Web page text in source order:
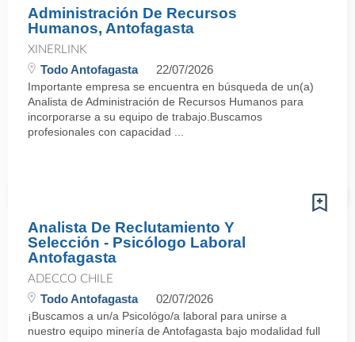
Administración De Recursos
Humanos, Antofagasta
XINERLINK
Todo Antofagasta 22/07/2026
Importante empresa se encuentra en búsqueda de un(a)
Analista de Administración de Recursos Humanos para
incorporarse a su equipo de trabajo.Buscamos
profesionales con capacidad ...
Analista De Reclutamiento Y
Selección - Psicólogo Laboral
Antofagasta
ADECCO CHILE
Todo Antofagasta 02/07/2026
¡Buscamos a un/a Psicológo/a laboral para unirse a
nuestro equipo minería de Antofagasta bajo modalidad full